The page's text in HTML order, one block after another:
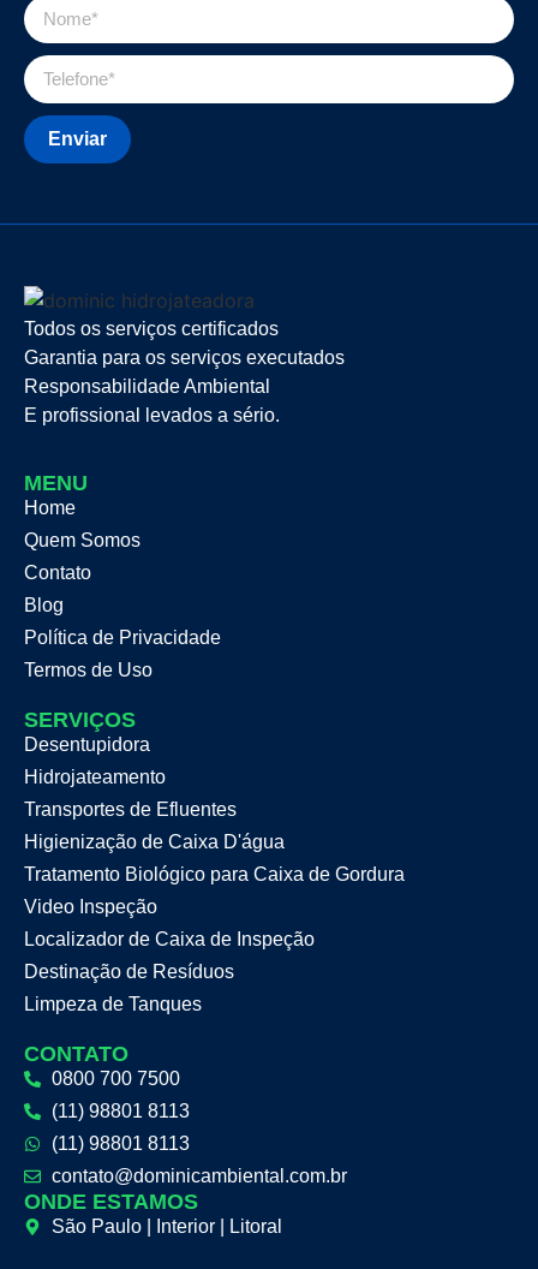
Enviar
Todos os serviços certificados
Garantia para os serviços executados
Responsabilidade Ambiental
E profissional levados a sério.
MENU
Home
Quem Somos
Contato
Blog
Política de Privacidade
Termos de Uso
SERVIÇOS
Desentupidora
Hidrojateamento
Transportes de Efluentes
Higienização de Caixa D'água
Tratamento Biológico para Caixa de Gordura
Video Inspeção
Localizador de Caixa de Inspeção
Destinação de Resíduos
Limpeza de Tanques
CONTATO
0800 700 7500
(11) 98801 8113
(11) 98801 8113
contato@dominicambiental.com.br
ONDE ESTAMOS
São Paulo | Interior | Litoral